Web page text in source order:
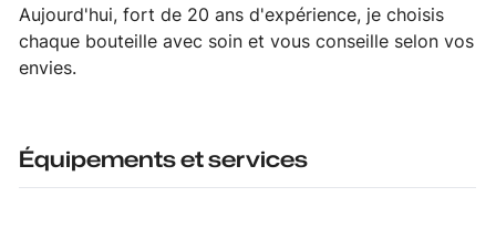
Aujourd'hui, fort de 20 ans d'expérience, je choisis
chaque bouteille avec soin et vous conseille selon vos
envies.
Équipements et services